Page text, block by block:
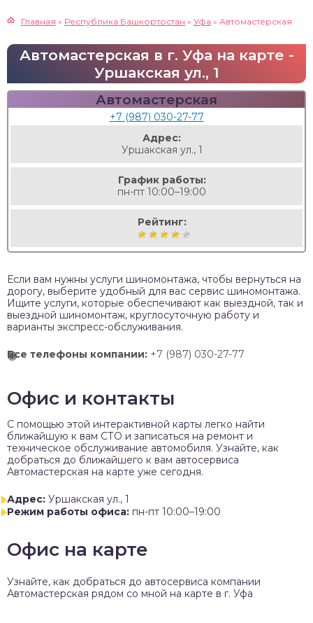
Главная » Республика Башкортостан » Уфа » Автомастерская
Автомастерская в г. Уфа на карте -
Уршакская ул., 1
Автомастерская
+7 (987) 030-27-77
Адрес:
Уршакская ул., 1
График работы:
пн-пт 10:00–19:00
Рейтинг:
Если вам нужны услуги шиномонтажа, чтобы вернуться на
дорогу, выберите удобный для вас сервис шиномонтажа.
Ищите услуги, которые обеспечивают как выездной, так и
выездной шиномонтаж, круглосуточную работу и
варианты экспресс-обслуживания.
Все телефоны компании: +7 (987) 030-27-77
Офис и контакты
C помощью этой интерактивной карты легко найти
ближайшую к вам СТО и записаться на ремонт и
техническое обслуживание автомобиля. Узнайте, как
добраться до ближайшего к вам автосервиса
Автомастерская на карте уже сегодня.
Адрес: Уршакская ул., 1
Режим работы офиса: пн-пт 10:00–19:00
Офис на карте
Узнайте, как добраться до автосервиса компании
Автомастерская рядом со мной на карте в г. Уфа